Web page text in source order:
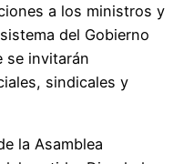
a los ministros y
del Gobierno
se invitarán
sindicales y
la Asamblea